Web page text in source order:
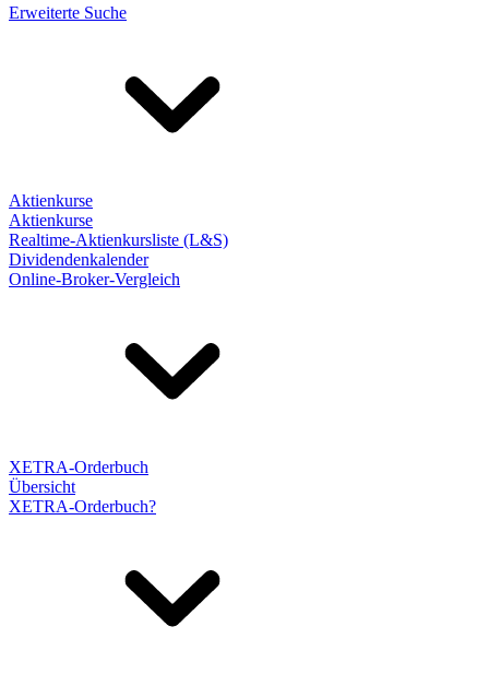
Erweiterte Suche
Aktienkurse
Aktienkurse
Realtime-Aktienkursliste (L&S)
Dividendenkalender
Online-Broker-Vergleich
XETRA-Orderbuch
Übersicht
XETRA-Orderbuch?